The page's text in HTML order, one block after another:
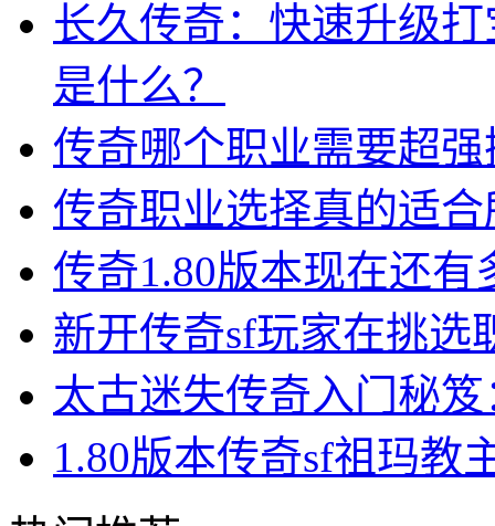
长久传奇：快速升级
是什么？
传奇哪个职业需要超强
传奇职业选择真的适
传奇1.80版本现在还有
新开传奇sf玩家在挑选
太古迷失传奇入门秘
1.80版本传奇sf祖玛教